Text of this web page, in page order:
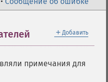
＋ Добавить
примечания для